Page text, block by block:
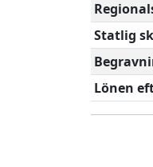
Statlig
Lönen